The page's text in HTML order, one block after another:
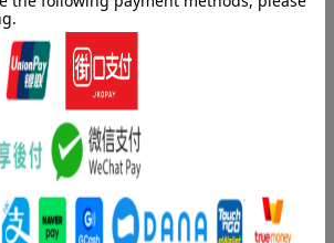
解説します！
アコンサルタントとは
方法
スの展開法
アドックの展開法
キャリアコンサルタント
ルタントとして活躍するには
」データベースより）
た「キャリアコンサルタント」が、２０１
りました。現在、資格取得者は約５万人で